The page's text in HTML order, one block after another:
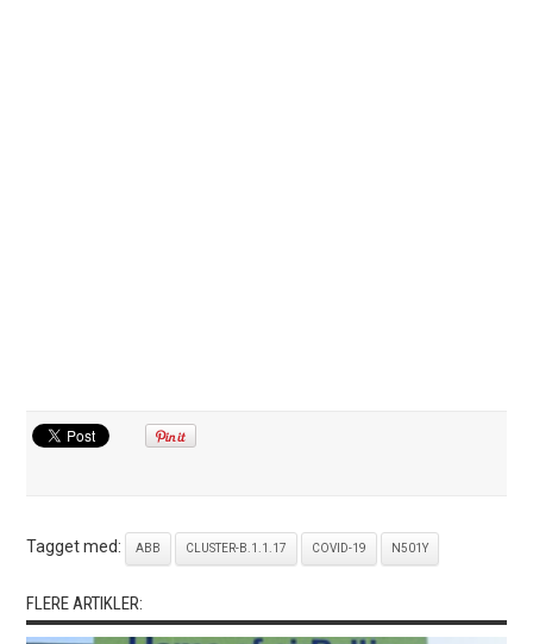
Tagget med: ABB CLUSTER-B.1.1.17 COVID-19 N501Y
FLERE ARTIKLER: